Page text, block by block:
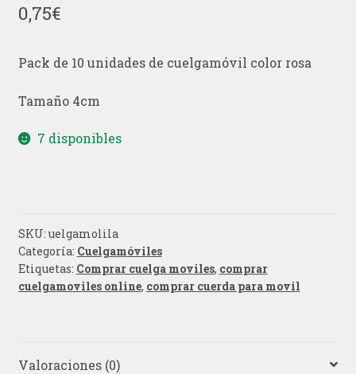
0,75€
Pack de 10 unidades de cuelgamóvil color rosa
Tamaño 4cm
7 disponibles
SKU: uelgamolila
Categoría: Cuelgamóviles
Etiquetas: Comprar cuelga moviles, comprar
cuelgamoviles online, comprar cuerda para movil
Valoraciones (0)